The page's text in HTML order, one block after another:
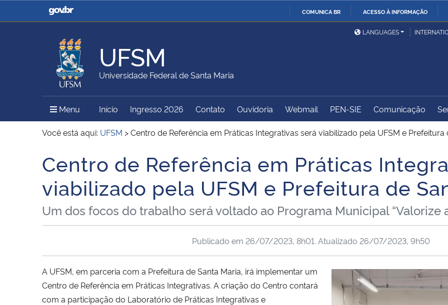
COMUNICA BR ACESSO À INFORMAÇÃO
Casa Civil
Ministério da Justiça e
Ministério da Defesa
Ministério das Relações
Exteriores
Ministério da Agricultura,
Pecuária e Abastecimento
Ministério da Educação
Ministério do Meio Ambiente Ministério do Turismo
Ministério do
Desenvolvimento Regional
Controladoria-Geral da
União
Secretaria de Governo
Gabinete de Segurança
Institucional
Advocacia-Geral da União Banco Central do Brasil
LANGUAGES
UFSM
Universidade Federal de Santa Maria
Menu Menu Principal do Sítio
Início Ingresso 2026 Contato Ouvidoria Webmail PEN-SIE Comunicação
Você está aqui: UFSM >Centro de Referência em Práticas Integrativas será viabilizado pela UFSM e Prefeitura
Início do conteúdo
Centro de Referência em Práticas
viabilizado pela UFSM e Prefeitura de
Um dos focos do trabalho será voltado ao Programa Municipal “Valorize
Publicado em 26/07/2023, 8h01. Atualizado 26/07/2023, 9h50
A UFSM, em parceria com a Prefeitura de Santa Maria, irá implementar um
Centro de Referência em Práticas Integrativas. A criação do Centro contará
com a participação do Laboratório de Práticas Integrativas e